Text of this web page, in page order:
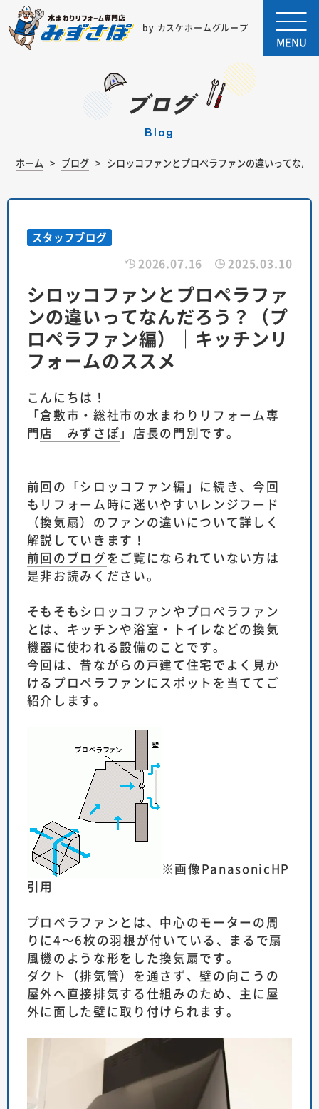
by カスケホームグループ
MENU
ブログ
blog
ホーム ブログ シロッコファンとプロペラファンの違いってな
スタッフブログ
2026.07.16 2025.03.10
シロッコファンとプロペラファ
ンの違いってなんだろう？（プ
ロペラファン編）│キッチンリ
フォームのススメ
こんにちは！
「倉敷市・総社市の水まわりリフォーム専
門店 みずさぽ 」店長の門別です。
前回の「シロッコファン編」に続き、今回
もリフォーム時に迷いやすいレンジフード
（換気扇）のファンの違いについて詳しく
解説していきます！
前回のブログをご覧になられていない方は
是非お読みください。
そもそもシロッコファンやプロペラファン
とは、キッチンや浴室・トイレなどの換気
機器に使われる設備のことです。
今回は、昔ながらの戸建て住宅でよく見か
けるプロペラファンにスポットを当ててご
紹介します。
※画像PanasonicHP
引用
プロペラファンとは、中心のモーターの周
りに4～6枚の羽根が付いている、まるで扇
風機のような形をした換気扇です。
ダクト（排気管）を通さず、壁の向こうの
屋外へ直接排気する仕組みのため、主に屋
外に面した壁に取り付けられます。